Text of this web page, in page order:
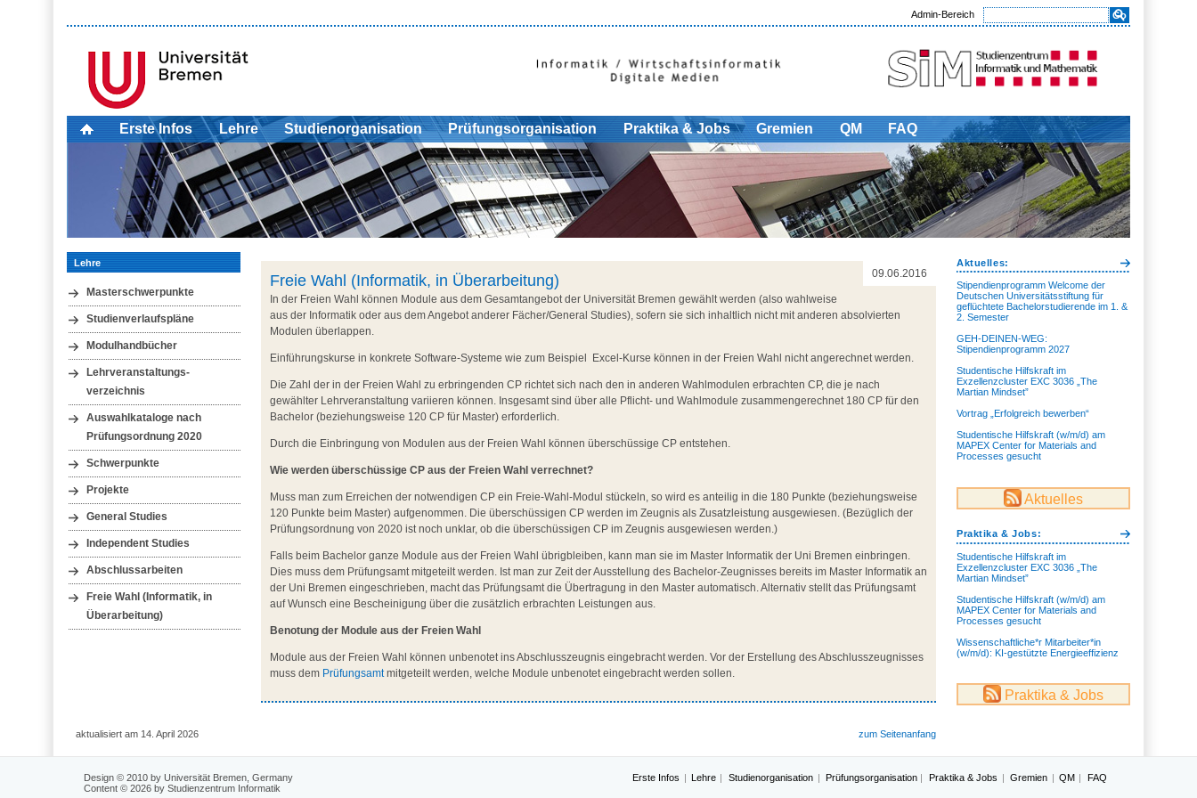
Admin-Bereich
Erste Infos Lehre Studienorganisation Prüfungsorganisation Praktika & Jobs Gremien QM FAQ
Lehre
Masterschwerpunkte
Studienverlaufspläne
Modulhandbücher
Lehrveranstaltungs-
verzeichnis
Auswahlkataloge nach
Prüfungsordnung 2020
Schwerpunkte
Projekte
General Studies
Independent Studies
Abschlussarbeiten
Freie Wahl (Informatik, in
Überarbeitung)
09.06.2016
Freie Wahl (Informatik, in Überarbeitung)
In der Freien Wahl können Module aus dem Gesamtangebot der Universität Bremen gewählt werden (also wahlweise
aus der Informatik oder aus dem Angebot anderer Fächer/General Studies), sofern sie sich inhaltlich nicht mit anderen absolvierten
Modulen überlappen.
Einführungskurse in konkrete Software-Systeme wie zum Beispiel Excel-Kurse können in der Freien Wahl nicht angerechnet werden.
Die Zahl der in der Freien Wahl zu erbringenden CP richtet sich nach den in anderen Wahlmodulen erbrachten CP, die je nach
gewählter Lehrveranstaltung variieren können. Insgesamt sind über alle Pflicht- und Wahlmodule zusammengerechnet 180 CP für den
Bachelor (beziehungsweise 120 CP für Master) erforderlich.
Durch die Einbringung von Modulen aus der Freien Wahl können überschüssige CP entstehen.
Wie werden überschüssige CP aus der Freien Wahl verrechnet?
Muss man zum Erreichen der notwendigen CP ein Freie-Wahl-Modul stückeln, so wird es anteilig in die 180 Punkte (beziehungsweise
120 Punkte beim Master) aufgenommen. Die überschüssigen CP werden im Zeugnis als Zusatzleistung ausgewiesen. (Bezüglich der
Prüfungsordnung von 2020 ist noch unklar, ob die überschüssigen CP im Zeugnis ausgewiesen werden.)
Falls beim Bachelor ganze Module aus der Freien Wahl übrigbleiben, kann man sie im Master Informatik der Uni Bremen einbringen.
Dies muss dem Prüfungsamt mitgeteilt werden. Ist man zur Zeit der Ausstellung des Bachelor-Zeugnisses bereits im Master Informatik an
der Uni Bremen eingeschrieben, macht das Prüfungsamt die Übertragung in den Master automatisch. Alternativ stellt das Prüfungsamt
auf Wunsch eine Bescheinigung über die zusätzlich erbrachten Leistungen aus.
Benotung der Module aus der Freien Wahl
Module aus der Freien Wahl können unbenotet ins Abschlusszeugnis eingebracht werden. Vor der Erstellung des Abschlusszeugnisses
muss dem Prüfungsamtmitgeteilt werden, welche Module unbenotet eingebracht werden sollen.
aktualisiert am 14. April 2026 zum Seitenanfang
Aktuelles:
Stipendienprogramm Welcome der
Deutschen Universitätsstiftung für
geflüchtete Bachelorstudierende im 1. &
2. Semester
GEH-DEINEN-WEG:
Stipendienprogramm 2027
Studentische Hilfskraft im
Exzellenzcluster EXC 3036 „The
Martian Mindset”
Vortrag „Erfolgreich bewerben“
Studentische Hilfskraft (w/m/d) am
MAPEX Center for Materials and
Processes gesucht
Aktuelles
Praktika & Jobs:
Studentische Hilfskraft im
Exzellenzcluster EXC 3036 „The
Martian Mindset”
Studentische Hilfskraft (w/m/d) am
MAPEX Center for Materials and
Processes gesucht
Wissenschaftliche*r Mitarbeiter*in
(w/m/d): KI-gestützte Energieeffizienz
Praktika & Jobs
Design © 2010 by Universität Bremen, Germany
Content © 2026 by Studienzentrum Informatik
Erste Infos Lehre Studienorganisation Prüfungsorganisation Praktika & Jobs Gremien QM FAQ